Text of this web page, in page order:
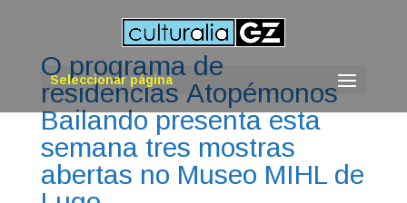
Seleccionar página
O programa de
residencias Atopémonos
Bailando presenta esta
semana tres mostras
abertas no Museo MIHL de